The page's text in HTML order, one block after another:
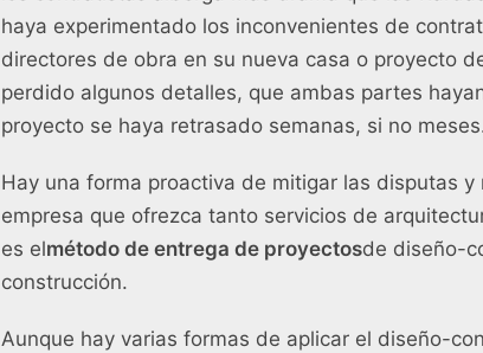
haya experimentado los inconvenientes de
directores de obra en su nueva casa o proyecto
perdido algunos detalles, que ambas partes
proyecto se haya retrasado semanas, si no
Hay una forma proactiva de mitigar las disputas
empresa que ofrezca tanto servicios de
es elmétodo de entrega de proyectosde diseño-
construcción.
Aunque hay varias formas de aplicar el diseño-